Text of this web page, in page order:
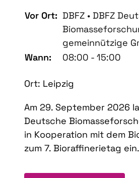
Vor Ort: DBFZ • DBFZ
gemeinnützige
Wann:
08:00 - 15:00
Ort: Leipzig
Am 29. September 2026
Deutsche
in Kooperation mit dem
zum 7. Bioraffinerietag